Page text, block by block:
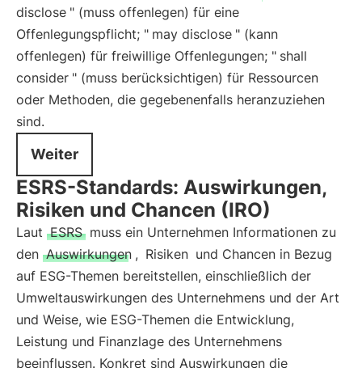
disclose " (muss offenlegen) für eine
Offenlegungspflicht; " may disclose " (kann
offenlegen) für freiwillige Offenlegungen; " shall
consider " (muss berücksichtigen) für Ressourcen
oder Methoden, die gegebenenfalls heranzuziehen
sind.
Weiter
ESRS-Standards: Auswirkungen,
Risiken und Chancen (IRO)
Laut ESRS muss ein Unternehmen Informationen zu
den Auswirkungen , Risiken und Chancen in Bezug
auf ESG-Themen bereitstellen, einschließlich der
Umweltauswirkungen des Unternehmens und der Art
und Weise, wie ESG-Themen die Entwicklung,
Leistung und Finanzlage des Unternehmens
beeinflussen. Konkret sind Auswirkungen die